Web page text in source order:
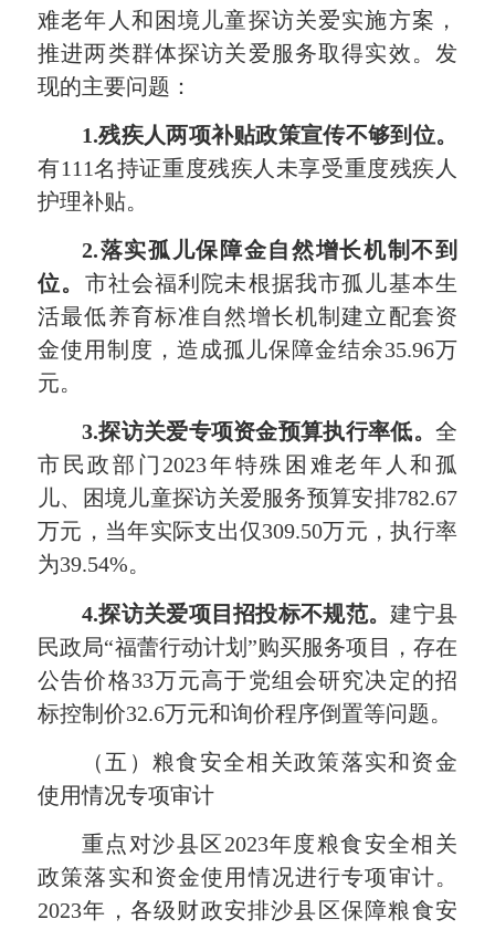
难老年人和困境儿童探访关爱实施方案，
推进两类群体探访关爱服务取得实效。发
现的主要问题：
1.残疾人两项补贴政策宣传不够到位。
有111名持证重度残疾人未享受重度残疾人
护理补贴。
2.落实孤儿保障金自然增长机制不到
位。 市社会福利院未根据我市孤儿基本生
活最低养育标准自然增长机制建立配套资
金使用制度，造成孤儿保障金结余35.96万
元。
3.探访关爱专项资金预算执行率低。 全
市民政部门2023年特殊困难老年人和孤
儿、困境儿童探访关爱服务预算安排782.67
万元，当年实际支出仅309.50万元，执行率
为39.54%。
4.探访关爱项目招投标不规范。建宁县
民政局“福蕾行动计划”购买服务项目，存在
公告价格33万元高于党组会研究决定的招
标控制价32.6万元和询价程序倒置等问题。
（五）粮食安全相关政策落实和资金
使用情况专项审计
重点对沙县区2023年度粮食安全相关
政策落实和资金使用情况进行专项审计。
2023年，各级财政安排沙县区保障粮食安